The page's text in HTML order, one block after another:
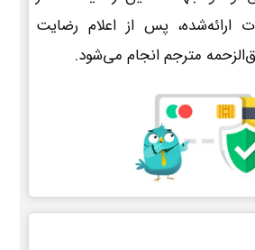
ارائه‌شده، پس از اعلام رضایت
مترجم انجام می‌شود.